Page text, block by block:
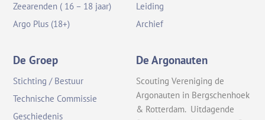
Zeearenden ( 16 – 18 jaar)
Argo Plus (18+)
Leiding
Archief
De Groep
Stichting / Bestuur
Technische Commissie
Geschiedenis
De Argonauten
Scouting Vereniging de
Argonauten in Bergschenhoek
& Rotterdam. Uitdagende